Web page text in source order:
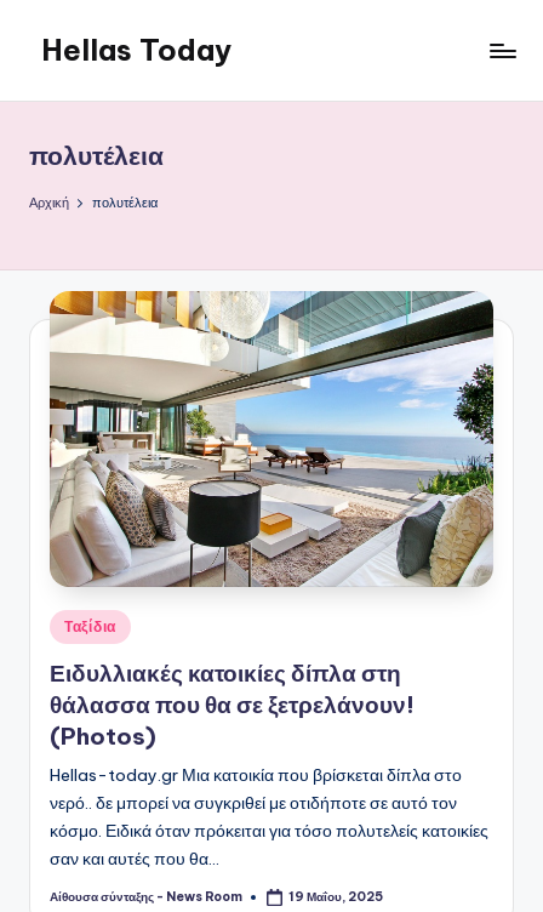
Μετάβαση
περιεχόμενο
Hellas Today
πολυτέλεια
Αρχική πολυτέλεια
Αναρτήθηκε
σε
Ταξίδια
Ειδυλλιακές κατοικίες δίπλα στη
θάλασσα που θα σε ξετρελάνουν!
(Photos)
Hellas-today.gr Μια κατοικία που βρίσκεται δίπλα στο
νερό.. δε μπορεί να συγκριθεί με οτιδήποτε σε αυτό τον
κόσμο. Ειδικά όταν πρόκειται για τόσο πολυτελείς κατοικίες
σαν και αυτές που θα…
Συγγραφέας:
Αίθουσα σύνταξης - News Room 19 Μαΐου, 2025